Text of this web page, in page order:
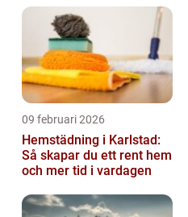
09 februari 2026
Hemstädning i Karlstad:
Så skapar du ett rent hem
och mer tid i vardagen